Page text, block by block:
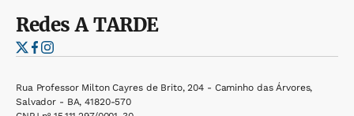
RedesA TARDE
Rua Professor Milton Cayres de Brito, 204 - Caminho das Árvores,
Salvador - BA, 41820-570